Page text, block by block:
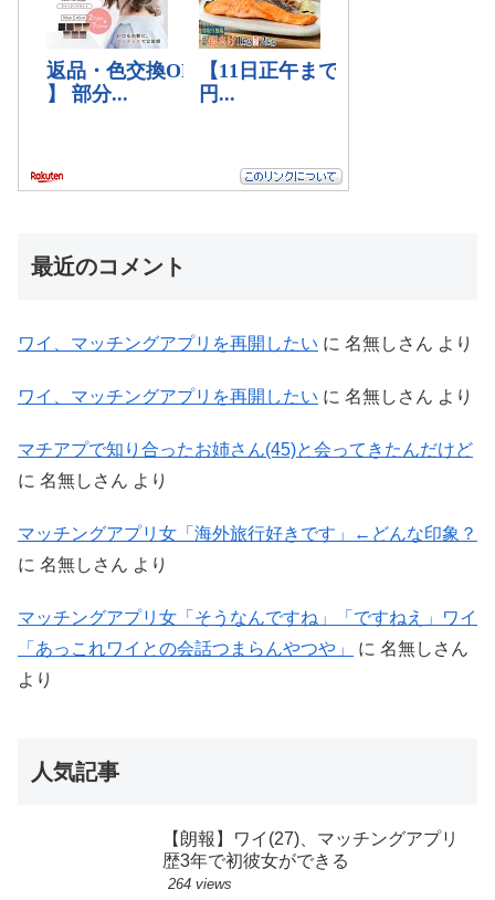
最近のコメント
ワイ、マッチングアプリを再開したい に 名無しさん より
ワイ、マッチングアプリを再開したい に 名無しさん より
マチアプで知り合ったお姉さん(45)と会ってきたんだけど
に 名無しさん より
マッチングアプリ女「海外旅行好きです」←どんな印象？
に 名無しさん より
マッチングアプリ女「そうなんですね」「ですねえ」ワイ
「あっこれワイとの会話つまらんやつや」
に 名無しさん
より
人気記事
【朗報】ワイ(27)、マッチングアプリ
歴3年で初彼女ができる
264 views